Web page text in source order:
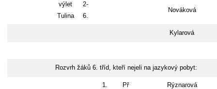
výlet
Tulina
2-
6.
Nováková
Kylarová
Rozvrh žáků 6. tříd, kteří nejeli na jazykový pobyt:
1. Př Rýznarová